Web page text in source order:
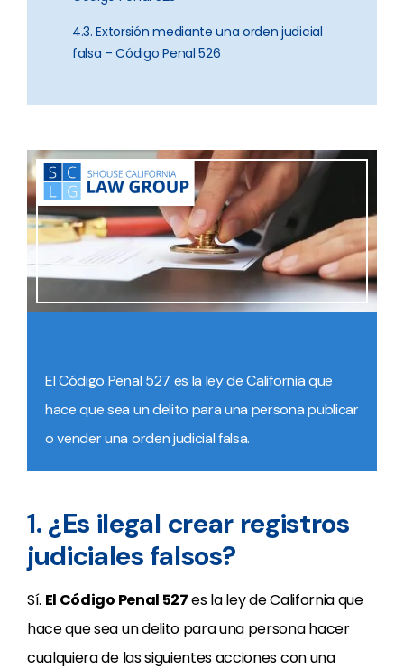
4.3. Extorsión mediante una orden judicial
falsa – Código Penal 526
El Código Penal 527 es la ley de California que
hace que sea un delito para una persona publicar
o vender una orden judicial falsa.
1. ¿Es ilegal crear registros
judiciales falsos?
Sí. El Código Penal 527es la ley de California que
hace que sea un delito para una persona hacer
cualquiera de las siguientes acciones con una